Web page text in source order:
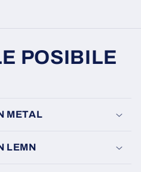
POSIBILE
METAL
LEMN